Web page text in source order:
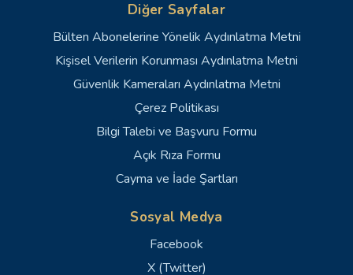
Diğer Sayfalar
Bülten Abonelerine Yönelik Aydınlatma Metni
Kişisel Verilerin Korunması Aydınlatma Metni
Güvenlik Kameraları Aydınlatma Metni
Çerez Politikası
Bilgi Talebi ve Başvuru Formu
Açık Rıza Formu
Cayma ve İade Şartları
Sosyal Medya
Facebook
X (Twitter)